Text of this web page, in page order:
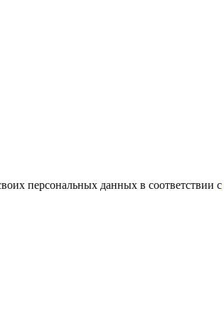
персональных данных в соответствии с